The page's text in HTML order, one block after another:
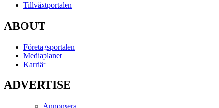
Tillväxtportalen
ABOUT
Företagsportalen
Mediaplanet
Karriär
ADVERTISE
Annonsera